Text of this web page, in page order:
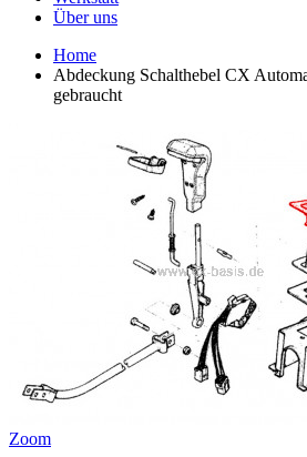
Über uns
Home
Abdeckung Schalthebel CX
gebraucht
Zoom